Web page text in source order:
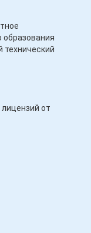
технический
от